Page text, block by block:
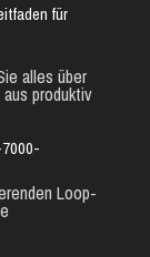
für
alles über
produktiv
Loop-